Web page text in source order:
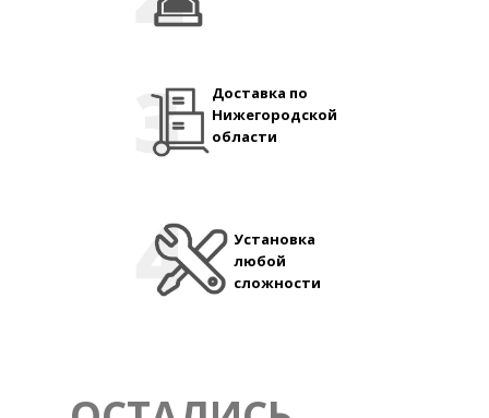
Доставка по
Нижегородской
области
Установка
любой
сложности